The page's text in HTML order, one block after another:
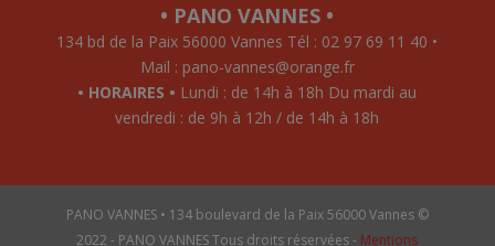
• PANO VANNES •
134 bd de la Paix 56000 Vannes Tél : 02 97 69 11 40 •
Mail : pano-vannes@orange.fr
• HORAIRES • Lundi : de 14h à 18h Du mardi au
vendredi : de 9h à 12h / de 14h à 18h
PANO VANNES • 134 boulevard de la Paix 56000 Vannes ©
2022 - PANO VANNES Tous droits réservées - Mentions